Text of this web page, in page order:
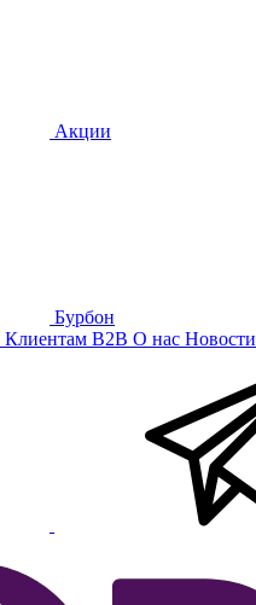
Акции
Бурбон
Клиентам B2B О нас Новости